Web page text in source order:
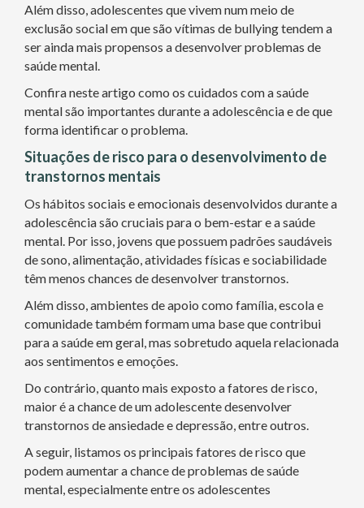
Além disso, adolescentes que vivem num meio de
exclusão social em que são vítimas de bullying tendem a
ser ainda mais propensos a desenvolver problemas de
saúde mental.
Confira neste artigo como os cuidados com a saúde
mental são importantes durante a adolescência e de que
forma identificar o problema.
Situações de risco para o desenvolvimento de
transtornos mentais
Os hábitos sociais e emocionais desenvolvidos durante a
adolescência são cruciais para o bem-estar e a saúde
mental. Por isso, jovens que possuem padrões saudáveis
de sono, alimentação, atividades físicas e sociabilidade
têm menos chances de desenvolver transtornos.
Além disso, ambientes de apoio como família, escola e
comunidade também formam uma base que contribui
para a saúde em geral, mas sobretudo aquela relacionada
aos sentimentos e emoções.
Do contrário, quanto mais exposto a fatores de risco,
maior é a chance de um adolescente desenvolver
transtornos de ansiedade e depressão, entre outros.
A seguir, listamos os principais fatores de risco que
podem aumentar a chance de problemas de saúde
mental, especialmente entre os adolescentes